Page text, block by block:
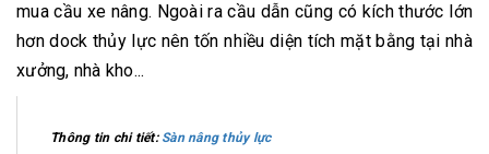
mua cầu xe nâng. Ngoài ra cầu dẫn cũng có kích thước lớn
hơn dock thủy lực nên tốn nhiều diện tích mặt bằng tại nhà
xưởng, nhà kho...
Thông tin chi tiết: Sàn nâng thủy lực